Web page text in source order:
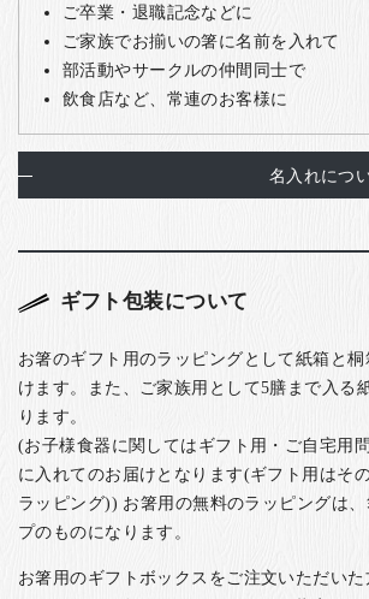
ご卒業・退職記念などに
ご家族でお揃いの箸に名前を入れて
部活動やサークルの仲間同士で
飲食店など、常連のお客様に
名入れにつ
ギフト包装について
お箸のギフト用のラッピングとして紙箱と
けます。また、ご家族用として5膳まで入る
ります。
(お子様食器に関してはギフト用・ご自宅用
に入れてのお届けとなります(ギフト用はそ
ラッピング)) お箸用の無料のラッピングは
プのものになります。
お箸用のギフトボックスをご注文いただい